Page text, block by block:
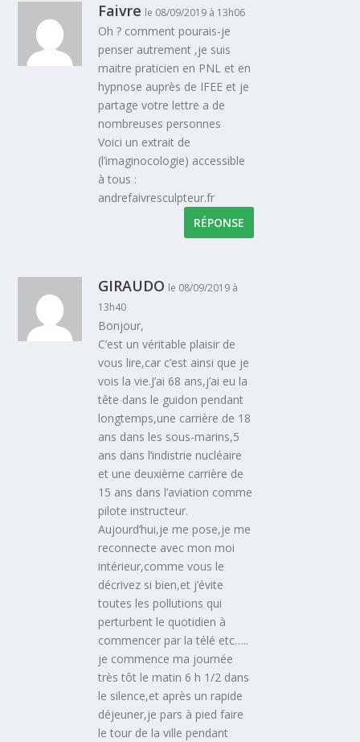
Faivre le 08/09/2019 à 13h06
Oh ? comment pourais-je
penser autrement ,je suis
maitre praticien en PNL et en
hypnose auprès de IFEE et je
partage votre lettre a de
nombreuses personnes
Voici un extrait de
(l’imaginocologie) accessible
à tous :
andrefaivresculpteur.fr
RÉPONSE
GIRAUDO le 08/09/2019 à
13h40
Bonjour,
C’est un véritable plaisir de
vous lire,car c’est ainsi que je
vois la vie.J’ai 68 ans,j’ai eu la
tête dans le guidon pendant
longtemps,une carrière de 18
ans dans les sous-marins,5
ans dans l’indistrie nucléaire
et une deuxième carrière de
15 ans dans l’aviation comme
pilote instructeur.
Aujourd’hui,je me pose,je me
reconnecte avec mon moi
intérieur,comme vous le
décrivez si bien,et j’évite
toutes les pollutions qui
perturbent le quotidien à
commencer par la télé etc…..
je commence ma journée
très tôt le matin 6 h 1/2 dans
le silence,et après un rapide
déjeuner,je pars à pied faire
le tour de la ville pendant